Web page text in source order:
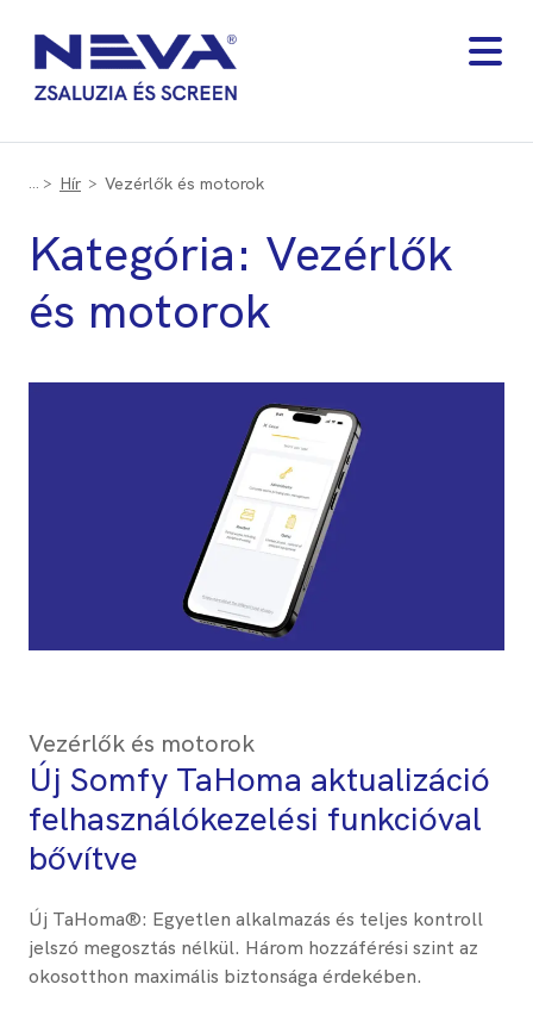
Hír Vezérlők és motorok
Kategória: Vezérlők
és motorok
Vezérlők és motorok
Új Somfy TaHoma aktualizáció
felhasználókezelési funkcióval
bővítve
Új TaHoma®: Egyetlen alkalmazás és teljes kontroll
jelszó megosztás nélkül. Három hozzáférési szint az
okosotthon maximális biztonsága érdekében.